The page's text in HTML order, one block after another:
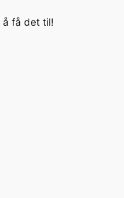
å få det til!